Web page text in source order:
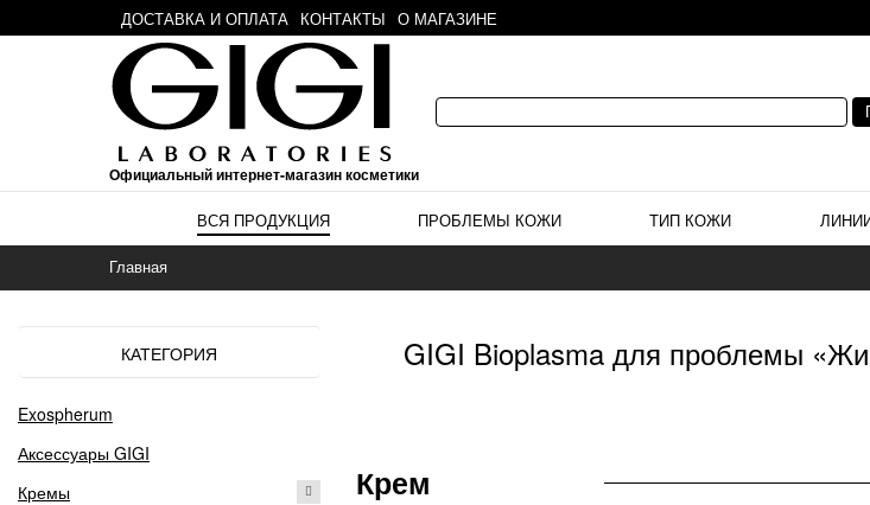
ДОСТАВКА И ОПЛАТА КОНТАКТЫ О МАГАЗИНЕ
Официальный интернет-магазин косметики
ВСЯ ПРОДУКЦИЯ ПРОБЛЕМЫ КОЖИ ТИП КОЖИ
Главная
КАТЕГОРИЯ
Exospherum
Аксессуары GIGI
Кремы
GIGI Bioplasma для проблемы
Крем